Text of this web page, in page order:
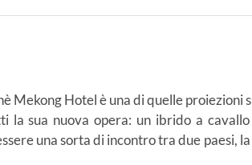
Mekong Hotel è una di quelle proiezioni
la sua nuova opera: un ibrido a
una sorta di incontro tra due paesi,